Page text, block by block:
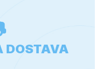
DOSTAVA